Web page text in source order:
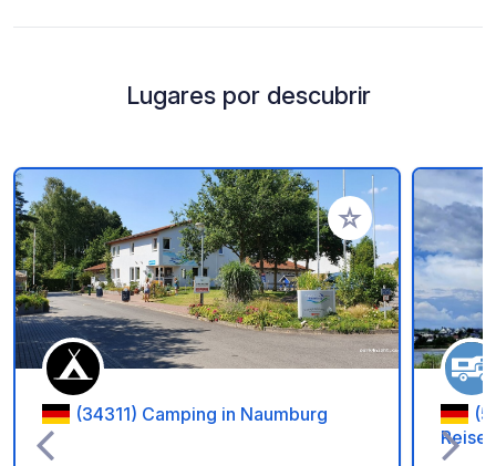
Lugares por descubrir
Añadir a tus
(34311) Camping in Naumburg